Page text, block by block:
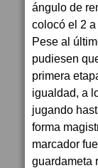
ángulo de
colocó el 2
Pese al
pudiesen
primera
igualdad, a
jugando
forma
marcador
guardameta